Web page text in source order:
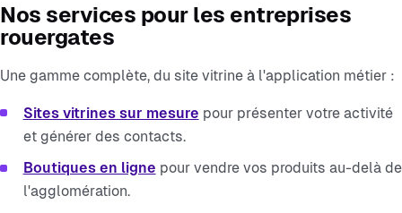
Nos services pour les entreprises
rouergates
Une gamme complète, du site vitrine à l'application métier :
Sites vitrines sur mesure pour présenter votre activité
et générer des contacts.
Boutiques en ligne pour vendre vos produits au-delà de
l'agglomération.